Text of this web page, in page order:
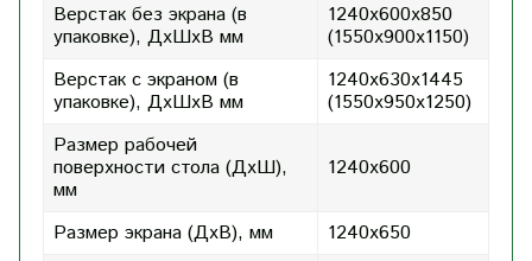
Верстак без экрана (в
упаковке), ДхШхВ мм
1240х600х850
(1550х900х1150)
Верстак с экраном (в
упаковке), ДхШхВ мм
1240х630х1445
(1550х950х1250)
Размер рабочей
поверхности стола (ДхШ),
мм
1240х600
Размер экрана (ДхВ), мм
1240х650